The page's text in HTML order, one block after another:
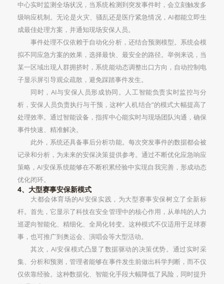
中心实时监测全场状况，当系统检测到突发事件时，会立刻触发多
级响应机制。无论是火灾、骚乱还是医疗紧急情况，AI都能立即生
成最佳处理方案，并通知现场安保人员。
事件处理不仅依赖于自动化分析，还结合预测模型。系统会模
拟不同应急方案的效果，选择最快、最安全的路径。举例来说，当
某一区域出现人群拥挤时，系统能动态调整出口方向，自动控制电
子显示屏引导观众疏散，避免踩踏事件发生。
同时，AI与安保人员形成协同。人工智能负责实时监控与分
析，安保人员负责执行与干预，这种“人机结合”的模式大幅提高了
处理效率。通过智能设备，指挥中心能实时与现场团队沟通，确保
事件快速、精准解决。
此外，系统还具备事后分析功能。每次突发事件的数据都会被
记录和分析，为未来的安保决策提供参考。通过不断优化应急响应
策略，AI安保系统能够在不断积累经验中实现自我完善，形成动态
优化闭环。
4、大型赛事安保新模式
大都会体育场的AI安保实践，为大型赛事安保树立了全新标
杆。首先，它显示了科技在安全管理中的核心作用，从单纯的人力
巡逻向智能化、精细化、全局化转变。这种模式不仅适用于足球赛
事，也可推广到奥运会、演唱会等大型活动。
其次，AI安保模式凸显了数据驱动的决策优势。通过实时采
集、分析和预测，管理者能够在事件发生前做出科学判断，而不仅
仅依靠经验。这种数据化、智能化手段大幅降低了风险，同时提升